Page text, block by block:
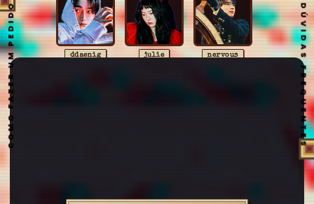
ddaenig julie nervous DÚVIDAS FREQUENTES
COMO FAZER UM PEDIDO